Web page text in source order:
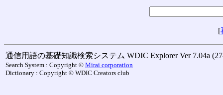
[
通信用語の基礎知識検索システム WDIC Explorer Ver 7.04a
Search System : Copyright © Mirai corporation
Dictionary : Copyright © WDIC Creators club